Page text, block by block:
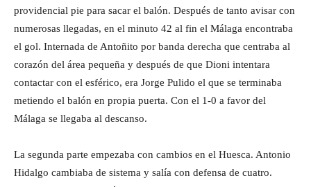
providencial pie para sacar el balón. Después de tanto avisar con
numerosas llegadas, en el minuto 42 al fin el Málaga encontraba
el gol. Internada de Antoñito por banda derecha que centraba al
corazón del área pequeña y después de que Dioni intentara
contactar con el esférico, era Jorge Pulido el que se terminaba
metiendo el balón en propia puerta. Con el 1-0 a favor del
Málaga se llegaba al descanso.
La segunda parte empezaba con cambios en el Huesca. Antonio
Hidalgo cambiaba de sistema y salía con defensa de cuatro.